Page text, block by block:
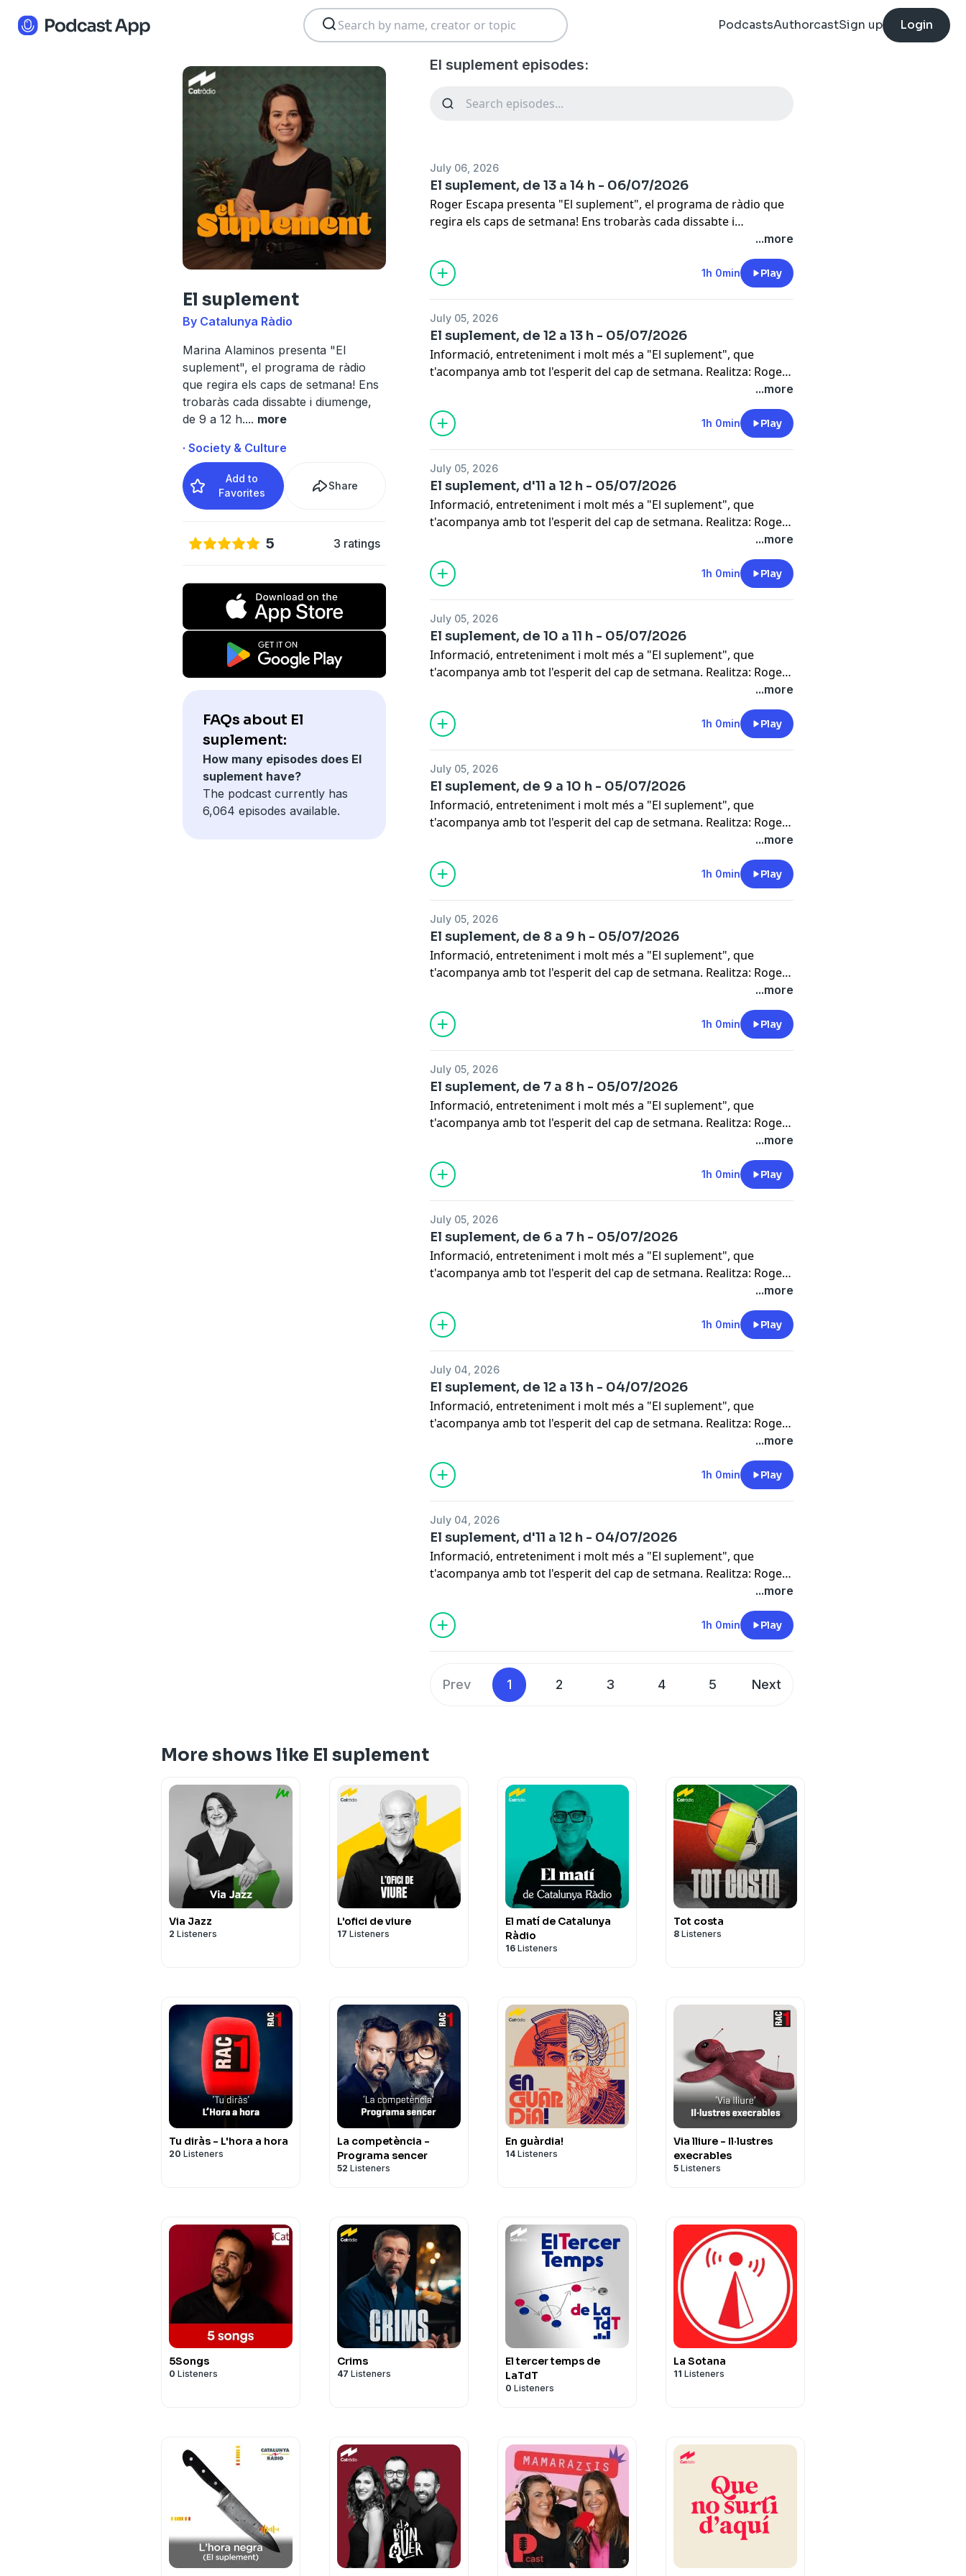
PodcastsAuthorcastSign up Login
El suplement
By Catalunya Ràdio
Marina Alaminos presenta "El
suplement", el programa de ràdio
que regira els caps de setmana! Ens
trobaràs cada dissabte i diumenge,
de 9 a 12 h.... more
· Society & Culture
Add to
Favorites
Share
5 3 ratings
FAQs about El
suplement:
How many episodes does El
suplement have?
The podcast currently has
6,064 episodes available.
El suplement episodes:
July 06, 2026
El suplement, de 13 a 14 h - 06/07/2026
Roger Escapa presenta "El suplement", el programa de ràdio que
regira els caps de setmana! Ens trobaràs cada dissabte i
...more
1h 0min Play
July 05, 2026
El suplement, de 12 a 13 h - 05/07/2026
Informació, entreteniment i molt més a "El suplement", que
t'acompanya amb tot l'esperit del cap de setmana. Realitza: Roger
...more
1h 0min Play
July 05, 2026
El suplement, d'11 a 12 h - 05/07/2026
Informació, entreteniment i molt més a "El suplement", que
t'acompanya amb tot l'esperit del cap de setmana. Realitza: Roger
...more
1h 0min Play
July 05, 2026
El suplement, de 10 a 11 h - 05/07/2026
Informació, entreteniment i molt més a "El suplement", que
t'acompanya amb tot l'esperit del cap de setmana. Realitza: Roger
...more
1h 0min Play
July 05, 2026
El suplement, de 9 a 10 h - 05/07/2026
Informació, entreteniment i molt més a "El suplement", que
t'acompanya amb tot l'esperit del cap de setmana. Realitza: Roger
...more
1h 0min Play
July 05, 2026
El suplement, de 8 a 9 h - 05/07/2026
Informació, entreteniment i molt més a "El suplement", que
t'acompanya amb tot l'esperit del cap de setmana. Realitza: Roger
...more
1h 0min Play
July 05, 2026
El suplement, de 7 a 8 h - 05/07/2026
Informació, entreteniment i molt més a "El suplement", que
t'acompanya amb tot l'esperit del cap de setmana. Realitza: Roger
...more
1h 0min Play
July 05, 2026
El suplement, de 6 a 7 h - 05/07/2026
Informació, entreteniment i molt més a "El suplement", que
t'acompanya amb tot l'esperit del cap de setmana. Realitza: Roger
...more
1h 0min Play
July 04, 2026
El suplement, de 12 a 13 h - 04/07/2026
Informació, entreteniment i molt més a "El suplement", que
t'acompanya amb tot l'esperit del cap de setmana. Realitza: Roger
...more
1h 0min Play
July 04, 2026
El suplement, d'11 a 12 h - 04/07/2026
Informació, entreteniment i molt més a "El suplement", que
t'acompanya amb tot l'esperit del cap de setmana. Realitza: Roger
...more
1h 0min Play
Prev 1 2 3 4 5 Next
More shows like El suplement
Via Jazz
2 Listeners
L'ofici de viure
17 Listeners
El matí de Catalunya
Ràdio
16 Listeners
Tot costa
8 Listeners
Tu diràs - L'hora a hora
20 Listeners
La competència -
Programa sencer
52 Listeners
En guàrdia!
14 Listeners
Via lliure - Il·lustres
execrables
5 Listeners
5Songs
0 Listeners
Crims
47 Listeners
El tercer temps de
LaTdT
0 Listeners
La Sotana
11 Listeners